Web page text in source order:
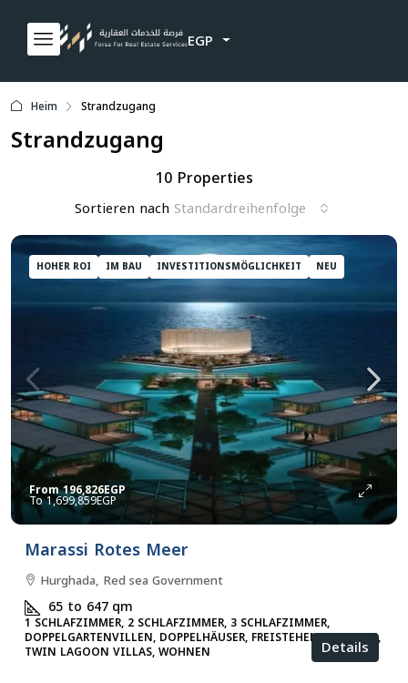
EGP
Heim Strandzugang
Strandzugang
10 Properties
Sortieren nach Standardreihenfolge
HOHER ROI IM BAU INVESTITIONSMÖGLICHKEIT NEU
From196,826EGP
1,699,859EGP
Marassi Rotes Meer
Hurghada, Red sea Government
65 to 647qm
1 SCHLAFZIMMER, 2 SCHLAFZIMMER, 3 SCHLAFZIMMER,
DOPPELGARTENVILLEN, DOPPELHÄUSER, FREISTEHENDE VILLEN,
TWIN LAGOON VILLAS, WOHNEN Details